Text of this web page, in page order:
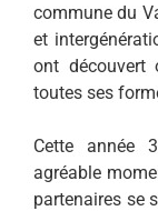
commune du
et
ont découvert
toutes ses
Cette année
agréable
partenaires se